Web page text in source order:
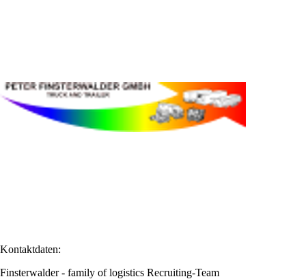
Kontaktdaten:
Finsterwalder - family of logistics Recruiting-Team